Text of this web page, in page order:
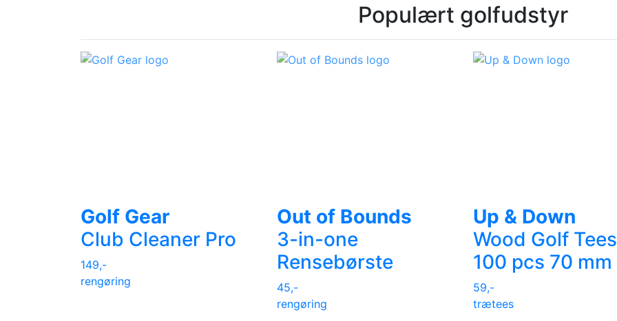
Populært golfudstyr
Golf Gear
Club Cleaner Pro
149,-
rengøring
Out of Bounds
3-in-one
Rensebørste
45,-
rengøring
Up & Down
Wood Golf Tees
100 pcs 70 mm
59,-
trætees